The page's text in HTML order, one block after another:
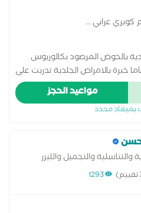
عرابي...
بالحوض المرصود بكالوريوس
جامعة القاهرة 15عاما خبرة بالامراض الجلدية تدربت على
والحوض المرصود والمطرية
مواعيد الحجز
بميعاد محدد
حسن
والتجميل والليزر
1293